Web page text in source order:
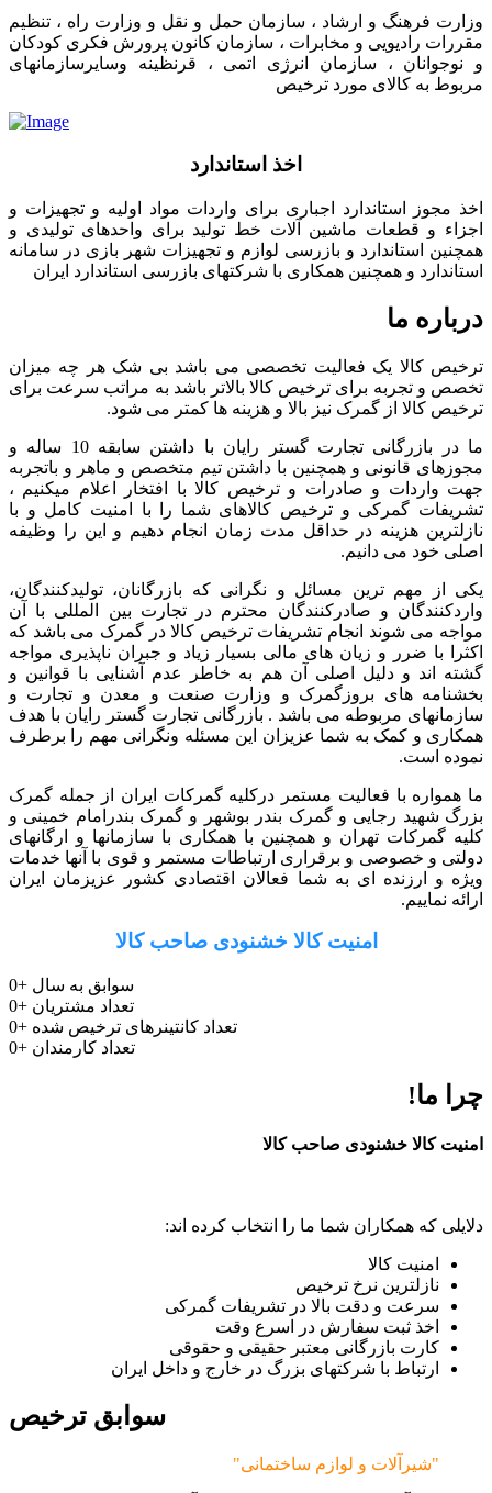
وزارت فرهنگ و ارشاد ، سازمان حمل و نقل و وزارت راه ، تنظیم
مقررات رادیویی و مخابرات ، سازمان کانون پرورش فکری کودکان
و نوجوانان ، سازمان انرژی اتمی ، قرنظینه وسایرسازمانهای
مربوط به کالای مورد ترخیص
اخذ استاندارد
اخذ مجوز استاندارد اجباری برای واردات مواد اولیه و تجهیزات و
اجزاء و قطعات ماشین آلات خط تولید برای واحدهای تولیدی و
همچنین استاندارد و بازرسی لوازم و تجهیزات شهر بازی در سامانه
استاندارد و همچنین همکاری با شرکتهای بازرسی استاندارد ایران
درباره ما
ترخیص کالا یک فعالیت تخصصی می باشد بی شک هر چه میزان
تخصص و تجربه برای ترخیص کالا بالاتر باشد به مراتب سرعت برای
ترخیص کالا از گمرک نیز بالا و هزینه ها کمتر می شود.
ما در بازرگانی تجارت گستر رایان با داشتن سابقه 10 ساله و
مجوزهای قانونی و همچنین با داشتن تیم متخصص و ماهر و باتجربه
جهت واردات و صادرات و ترخیص کالا با افتخار اعلام میکنیم ،
تشریفات گمرکی و ترخیص کالاهای شما را با امنیت کامل و با
نازلترین هزینه در حداقل مدت زمان انجام دهیم و این را وظیفه
اصلی خود می دانیم.
یکی از مهم ترین مسائل و نگرانی که بازرگانان، تولیدکنندگان،
واردکنندگان و صادرکنندگان محترم در تجارت بین المللی با آن
مواجه می شوند انجام تشریفات ترخیص کالا در گمرک می باشد که
اکثرا با ضرر و زیان های مالی بسیار زیاد و جبران ناپذیری مواجه
گشته اند و دلیل اصلی آن هم به خاطر عدم آشنایی با قوانین و
بخشنامه های بروزگمرک و وزارت صنعت و معدن و تجارت و
سازمانهای مربوطه می باشد . بازرگانی تجارت گستر رایان با هدف
همکاری و کمک به شما عزیزان این مسئله ونگرانی مهم را برطرف
نموده است.
ما همواره با فعالیت مستمر درکلیه گمرکات ایران از جمله گمرک
بزرگ شهید رجایی و گمرک بندر بوشهر و گمرک بندرامام خمینی و
کلیه گمرکات تهران و همچنین با همکاری با سازمانها و ارگانهای
دولتی و خصوصی و برقراری ارتباطات مستمر و قوی با آنها خدمات
ویژه و ارزنده ای به شما فعالان اقتصادی کشور عزیزمان ایران
ارائه نماییم.
امنیت کالا خشنودی صاحب کالا
0+ سوابق به سال
0+ تعداد مشتریان
0+ تعداد کانتینرهای ترخیص شده
0+ تعداد کارمندان
چرا ما!
امنیت کالا خشنودی صاحب کالا
دلایلی که همکاران شما ما را انتخاب کرده اند:
امنیت کالا
نازلترین نرخ ترخیص
سرعت و دقت بالا در تشریفات گمرکی
اخذ ثبت سفارش در اسرع وقت
کارت بازرگانی معتبر حقیقی و حقوقی
ارتباط با شرکتهای بزرگ در خارج و داخل ایران
سوابق ترخیص
"شیرآلات و لوازم ساختمانی"